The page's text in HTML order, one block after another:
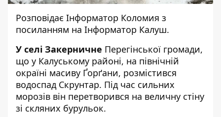
Розповідає Інформатор Коломия з
посиланням на Інформатор Калуш.
У селі Закерничне Перегінської громади,
що у Калуському районі, на північній
окраїні масиву Ґорґани, розмістився
водоспад Скрунтар. Під час сильних
морозів він перетворився на величну стіну
зі скляних бурульок.